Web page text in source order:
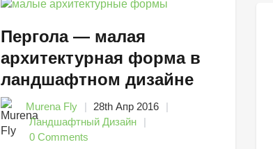
Пергола — малая
архитектурная форма в
ландшафтном дизайне
Murena Fly
28th Апр 2016
Ландшафтный Дизайн
0 Comments